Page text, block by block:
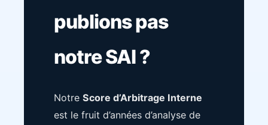
publions pas
notre SAI ?
Notre Score d’Arbitrage Interne
est le fruit d’années d’analyse de